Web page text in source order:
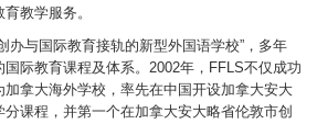
教学服务。
办与国际教育接轨的新型外国语学校”，多年
际教育课程及体系。2002年，FFLS不仅成功
拿大海外学校，率先在中国开设加拿大安大
课程，并第一个在加拿大安大略省伦敦市创